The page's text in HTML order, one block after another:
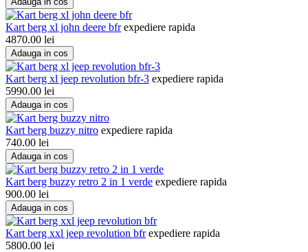
Kart berg xl john deere bfr expediere rapida
4870.00 lei
Adauga in cos
Kart berg xl jeep revolution bfr-3 expediere rapida
5990.00 lei
Adauga in cos
Kart berg buzzy nitro expediere rapida
740.00 lei
Adauga in cos
Kart berg buzzy retro 2 in 1 verde expediere rapida
900.00 lei
Adauga in cos
Kart berg xxl jeep revolution bfr expediere rapida
5800.00 lei